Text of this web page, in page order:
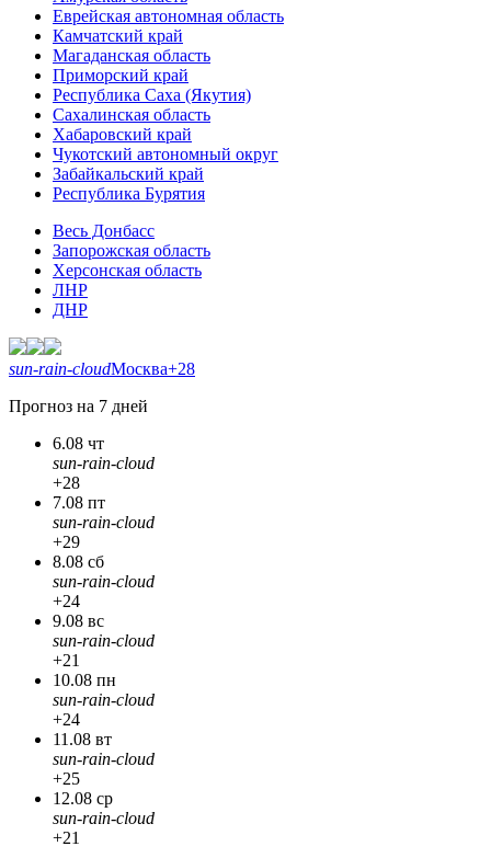
Еврейская автономная область
Камчатский край
Магаданская область
Приморский край
Республика Саха (Якутия)
Сахалинская область
Хабаровский край
Чукотский автономный округ
Забайкальский край
Республика Бурятия
Весь Донбасс
Запорожская область
Херсонская область
ЛНР
ДНР
sun-rain-cloudМосква+28
Прогноз на 7 дней
6.08 чт
sun-rain-cloud
+28
7.08 пт
sun-rain-cloud
+29
8.08 сб
sun-rain-cloud
+24
9.08 вс
sun-rain-cloud
+21
10.08 пн
sun-rain-cloud
+24
11.08 вт
sun-rain-cloud
+25
12.08 ср
sun-rain-cloud
+21